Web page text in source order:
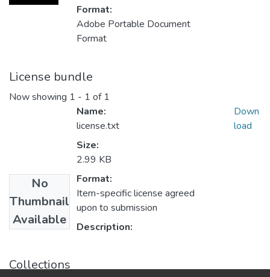
Format:
Adobe Portable Document
Format
License bundle
Now showing 1 - 1 of 1
No
Thumbnail
Available
Name:
license.txt
Size:
2.99 KB
Format:
Item-specific license agreed
upon to submission
Description:
Down
load
Collections